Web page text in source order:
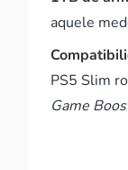
aquele
PS5 Slim
Game